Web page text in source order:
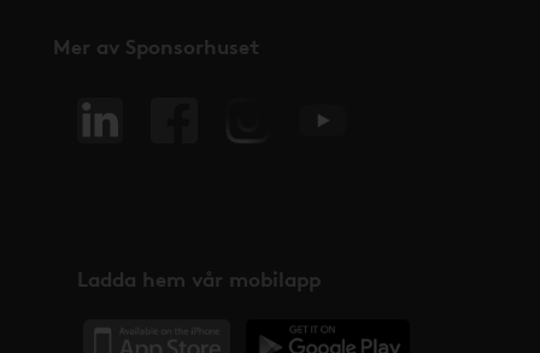
Mer av Sponsorhuset
Ladda hem vår mobilapp